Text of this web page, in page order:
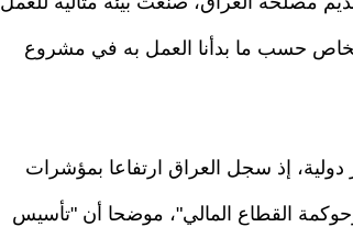
الخاص حسب ما بدأنا العمل به في مشروع
دولية، إذ سجل العراق ارتفاعا بمؤشرات
وحوكمة القطاع المالي"، موضحا أن "تأسيس